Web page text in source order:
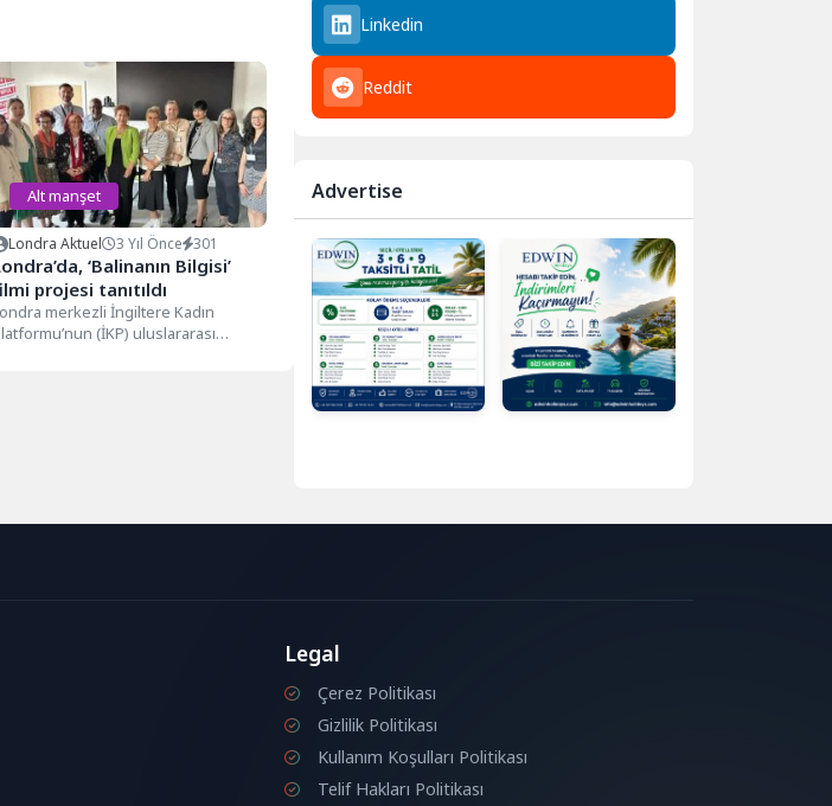
Alt manşet
Londra Aktuel 3 Yıl Önce 301
‘Balinanın Bilgisi’
projesi tanıtıldı
merkezli İngiltere Kadın
(İKP) uluslararası
Linkedin
Reddit
Advertise
Legal
Çerez Politikası
Gizlilik Politikası
Kullanım Koşulları Politikası
Telif Hakları Politikası